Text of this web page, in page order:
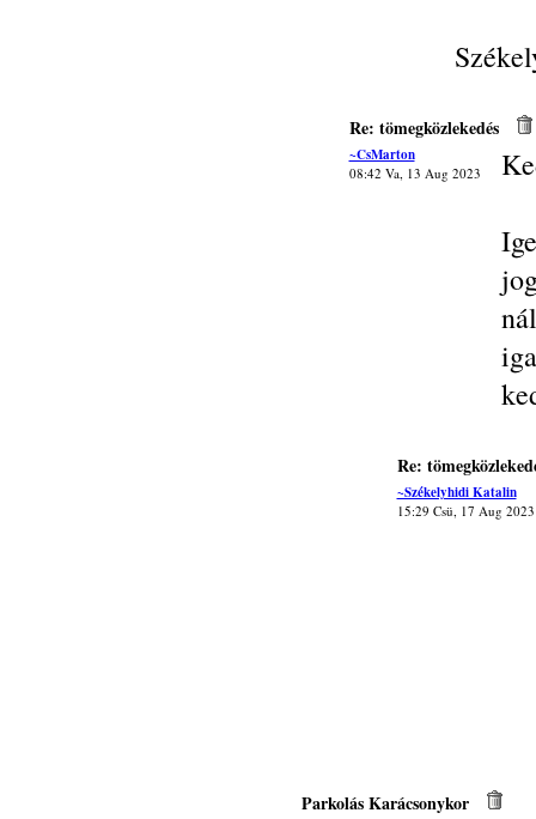
Re: tömegközlekedés
~CsMarton
08:42 Va, 13 Aug 2023
Re:
~Székelyhidi Katalin
15:29 Csü, 17 Aug 2023
Parkolás Karácsonykor